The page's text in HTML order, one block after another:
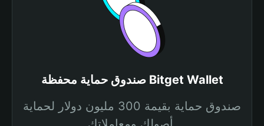
صندوق حماية محفظة Bitget Wallet
صندوق حماية بقيمة 300 مليون دولار لحماية